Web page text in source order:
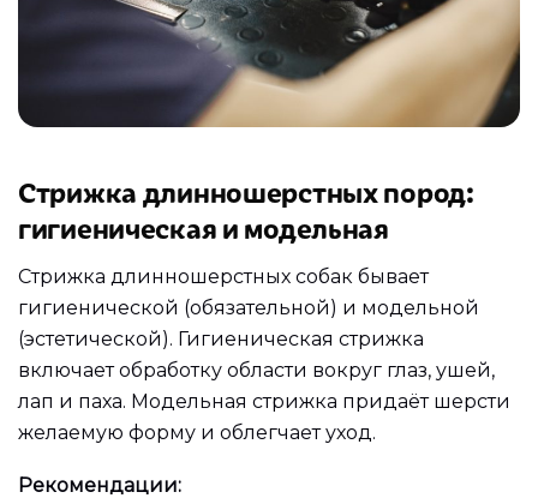
Стрижка длинношерстных пород:
гигиеническая и модельная
Стрижка длинношерстных собак бывает
гигиенической (обязательной) и модельной
(эстетической). Гигиеническая стрижка
включает обработку области вокруг глаз, ушей,
лап и паха. Модельная стрижка придаёт шерсти
желаемую форму и облегчает уход.
Рекомендации: